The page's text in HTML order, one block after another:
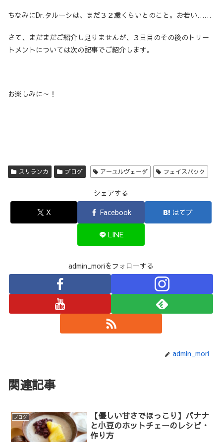
ちなみにDr.タルーシは、まだ３２歳くらいとのこと。お若い……
さて、まだまだご紹介し足りませんが、３日目のその後のトリー
トメントについては次の記事でご紹介します。
お楽しみに～！
スリランカ ブログ アーユルヴェーダ フェイスパック
シェアする
X
Facebook はてブ
LINE
admin_moriをフォローする
admin_mori
関連記事
ブログ
【優しい甘さでほっこり】バナナ
と小豆のホットチェーのレシピ・
作り方